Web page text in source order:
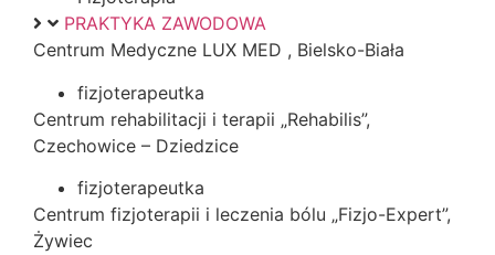
PRAKTYKA ZAWODOWA
Centrum Medyczne LUX MED , Bielsko-Biała
fizjoterapeutka
Centrum rehabilitacji i terapii „Rehabilis”,
Czechowice – Dziedzice
fizjoterapeutka
Centrum fizjoterapii i leczenia bólu „Fizjo-Expert”,
Żywiec